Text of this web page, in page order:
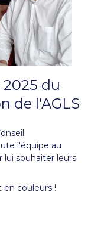
2025 du
de l'AGLS
l'équipe au
souhaiter leurs
couleurs !